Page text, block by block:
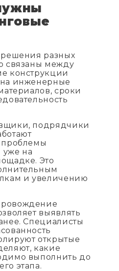
решения разных
связаны между
конструкции
инженерные
сроки
подрядчики
проблемы
уже на
Это
и увеличению
выявлять
Специалисты
открытые
какие
выполнить до
этапа.